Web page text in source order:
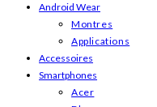
Android Wear
Montres
Applications
Accessoires
Smartphones
Acer